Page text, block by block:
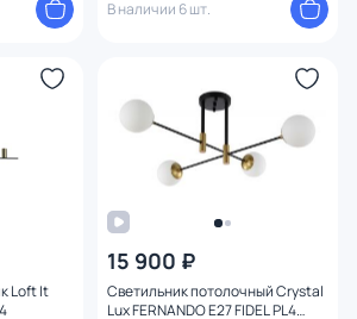
В наличии 6 шт.
Loft It
15 900 ₽
Светильник потолочный Crystal
Lux FERNANDO E27 FIDEL PL4